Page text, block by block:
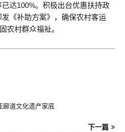
达100%。积极出台优惠扶持政
《补助方案》，确保农村客运
农村群众福祉。
廊道文化遗产家底
下一篇